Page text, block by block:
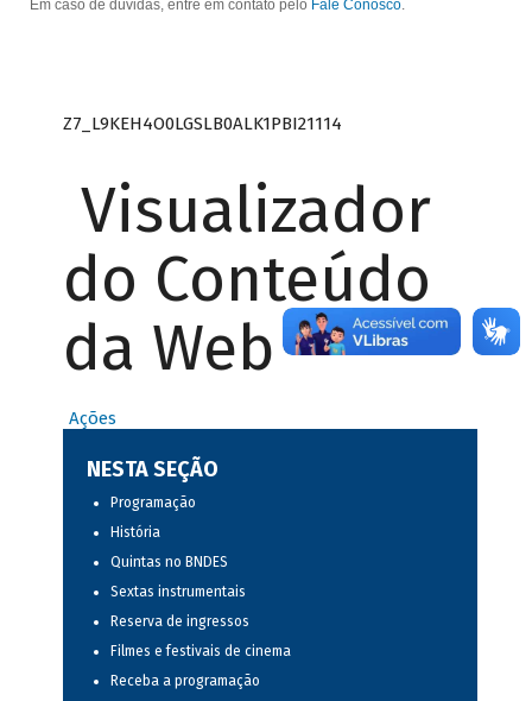
Em caso de dúvidas, entre em contato pelo Fale Conosco.
Z7_L9KEH4O0LGSLB0ALK1PBI21114
Visualizador
do Conteúdo
da Web
Ações
NESTA SEÇÃO
Programação
História
Quintas no BNDES
Sextas instrumentais
Reserva de ingressos
Filmes e festivais de cinema
Receba a programação